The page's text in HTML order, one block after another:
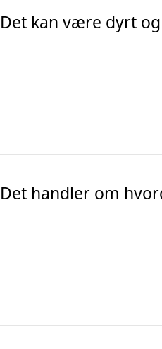
Det kan være dyrt
Det handler om